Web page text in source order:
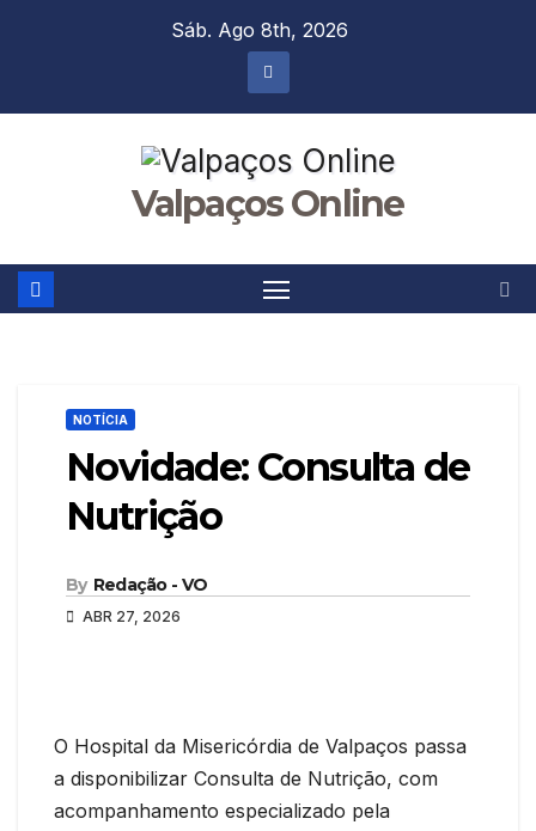
Sáb. Ago 8th, 2026
Valpaços Online
NOTÍCIA
Novidade: Consulta de
Nutrição
By Redação - VO
ABR 27, 2026
O Hospital da Misericórdia de Valpaços passa
a disponibilizar Consulta de Nutrição, com
acompanhamento especializado pela